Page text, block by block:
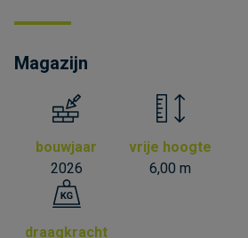
Magazijn
bouwjaar
2026
vrije hoogte
6,00 m
draagkracht